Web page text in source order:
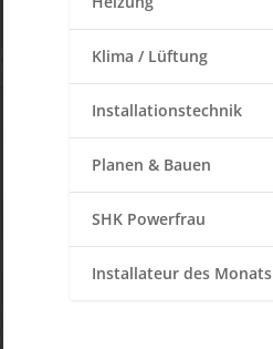
Klima / Lüftung
Installationstechnik
Planen & Bauen
SHK Powerfrau
Installateur des Monats